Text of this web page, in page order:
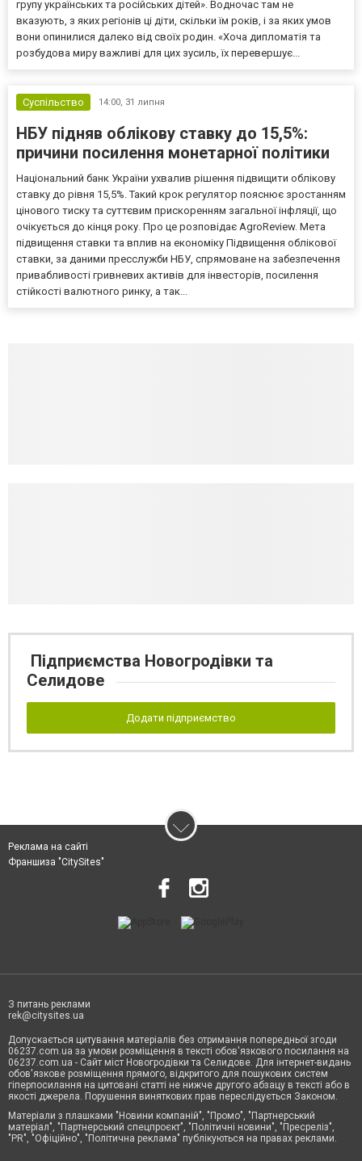
групу українських та російських дітей». Водночас там не
вказують, з яких регіонів ці діти, скільки їм років, і за яких умов
вони опинилися далеко від своїх родин. «Хоча дипломатія та
розбудова миру важливі для цих зусиль, їх перевершує...
Суспільство 14:00, 31 липня
НБУ підняв облікову ставку до 15,5%:
причини посилення монетарної політики
Національний банк України ухвалив рішення підвищити облікову
ставку до рівня 15,5%. Такий крок регулятор пояснює зростанням
цінового тиску та суттєвим прискоренням загальної інфляції, що
очікується до кінця року. Про це розповідає AgroReview. Мета
підвищення ставки та вплив на економіку Підвищення облікової
ставки, за даними пресслужби НБУ, спрямоване на забезпечення
привабливості гривневих активів для інвесторів, посилення
стійкості валютного ринку, а так...
Підприємства Новогродівки та
Селидове
Додати підприємство
Реклама на сайті
Франшиза "CitySites"
З питань реклами
rek@citysites.ua
Допускається цитування матеріалів без отримання попередньої згоди
06237.com.ua за умови розміщення в тексті обов'язкового посилання на
06237.com.ua - Сайт міст Новогродівки та Селидове. Для інтернет-видань
обов'язкове розміщення прямого, відкритого для пошукових систем
гіперпосилання на цитовані статті не нижче другого абзацу в тексті або в
якості джерела. Порушення виняткових прав переслідується Законом.
Матеріали з плашками "Новини компаній", "Промо", "Партнерський
матеріал", "Партнерський спецпроєкт", "Політичні новини", "Пресреліз",
"PR", "Офіційно", "Політична реклама" публікуються на правах реклами.